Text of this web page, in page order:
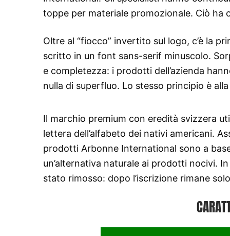
toppe per materiale promozionale. Ciò
Oltre al “fiocco” invertito sul logo, c’è la
scritto in un font sans-serif minuscolo.
e completezza: i prodotti dell’azienda
nulla di superfluo. Lo stesso principio è
Il marchio premium con eredità svizzera
lettera dell’alfabeto dei nativi americani.
prodotti Arbonne International sono a
un’alternativa naturale ai prodotti nocivi.
stato rimosso: dopo l’iscrizione rimane